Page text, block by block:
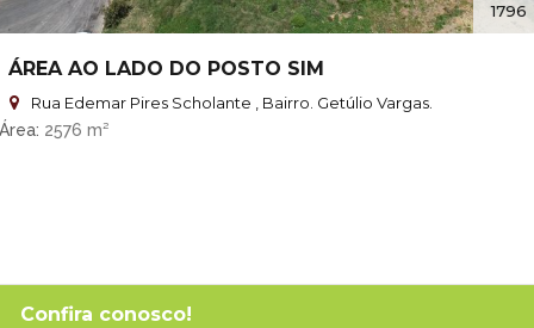
1796
ÁREA AO LADO DO POSTO SIM
Rua Edemar Pires Scholante , Bairro. Getúlio Vargas.
Área 2576 m²
Confira conosco!